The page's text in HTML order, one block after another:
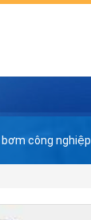
bơm công nghiệp